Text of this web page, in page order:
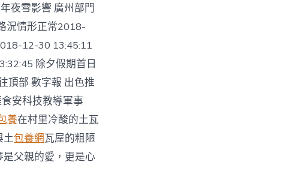
夜雪影響 廣州部門
況情形正常2018-
12-30 13:45:11
除夕假期首日
頂部 數字報 出色推
安科技教導軍事
養在村里冷酸的土瓦
土包養網瓦屋的粗陋
是父親的愛，更是心